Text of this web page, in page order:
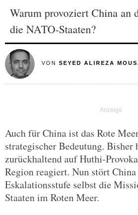
Warum provoziert China an
die NATO-Staaten?
VON SEYED ALIREZA
Auch für China ist das Rote
strategischer Bedeutung. Bisher
zurückhaltend auf Huthi-
Region reagiert. Nun stört
Eskalationsstufe selbst die
Staaten im Roten Meer.